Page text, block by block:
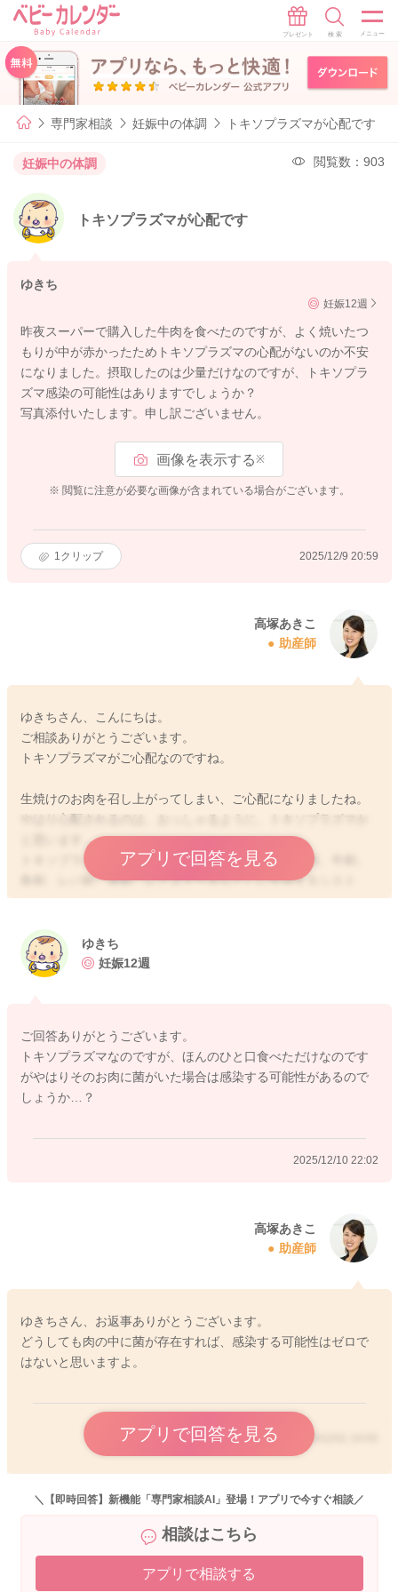
専門家相談 妊娠中の体調 トキソプラズマが心配です
妊娠中の体調 閲覧数：903
トキソプラズマが心配です
ゆきち
妊娠12週
昨夜スーパーで購入した牛肉を食べたのですが、よく焼いたつ
もりが中が赤かったためトキソプラズマの心配がないのか不安
になりました。摂取したのは少量だけなのですが、トキソプラ
ズマ感染の可能性はありますでしょうか？
写真添付いたします。申し訳ございません。
画像を表示する※
※ 閲覧に注意が必要な画像が含まれている場合がございます。
1 クリップ 2025/12/9 20:59
高塚あきこ
助産師
ゆきちさん、こんにちは。
ご相談ありがとうございます。
トキソプラズマがご心配なのですね。
生焼けのお肉を召し上がってしまい、ご心配になりましたね。
やはり心配されるのは、おっしゃるように、トキソプラズマか
と思います。
トキソプラズマ感染症は加熱処理の不十分な肉（馬刺、牛刺、
鳥刺、レバ刺、鹿刺、レアステーキなど）に生存するシスト
や、土やネコの糞に存在するオーシストが経口的に初感染（小
ています。
トキソプラズマの予防対策として、食用肉はよく火を通して調
時は手袋を着用することなどが挙げられています。
ご妊娠中には問題となることも多いのですが、実際にトキソプ
ラズマに感染しているかどうかは、病院で検査をしてみないと
正確には分かりません。一般的には、健康体の方で、トキソプ
染が強く疑われる場合は、胎児への感染を防ぐために、薬を投
いいと思いますよ。今まで知らない間に感染していたことがあ
り、既にトキソプラズマの抗体を持っている方もいらっしゃい
ただくと、結果次第でその後の過ごし方についてもアドバイス
アプリで回答を見る
ゆきち
妊娠12週
ご回答ありがとうございます。
トキソプラズマなのですが、ほんのひと口食べただけなのです
がやはりそのお肉に菌がいた場合は感染する可能性があるので
しょうか…？
2025/12/10 22:02
高塚あきこ
助産師
ゆきちさん、お返事ありがとうございます。
どうしても肉の中に菌が存在すれば、感染する可能性はゼロで
はないと思いますよ。
アプリで回答を見る 2025/12/11 14:03
＼【即時回答】新機能「専門家相談AI」登場！アプリで今すぐ相談／
相談はこちら
アプリで相談する